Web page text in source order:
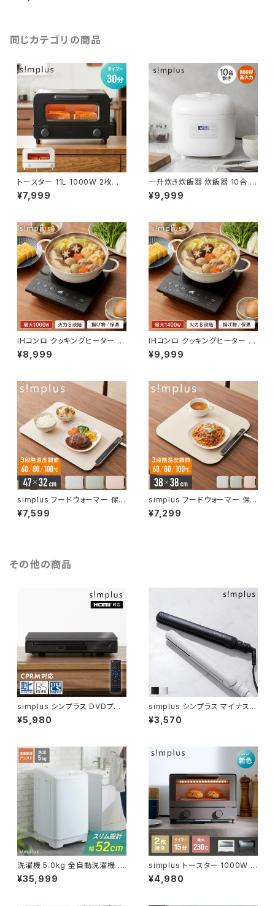
シンプラス SP-HWP01 食品保
温機
同じカテゴリの商品
トースター 11L 1000W 2枚焼き
オーブントースター 100℃~23
0℃ タイマー付き 温度無段階調
lus シンプラス SP-TT02【送料
無料】
¥7,999
一升炊き炊飯器 炊飯器 10合 マ
イコン式 炊飯ジャー 白米 無洗
米 早炊き 玄米 お粥 雑穀米 ス
れ簡単 simplus シンプラス SP
-RCMC10【送料無料】
¥9,999
IHコンロ クッキングヒーター 10
00W 卓上IH調理器 1口 8段階
揚げ物 高火力 切り忘れ防止 保
simplus シンプラス SP-NIHC
01-BK【送料無料】
¥8,999
IHコンロ クッキングヒーター 14
00W 卓上IH調理器 1口 8段階
揚げ物 高火力 切り忘れ防止 保
simplus シンプラス SP-NIHC
02-BK【送料無料】
¥9,999
simplus フードウォーマー 保
温プレート プレート4枚用 ホッ
トプレート 食事マット シリコン
温機
¥7,599
simplus フードウォーマー 保
温プレート ホールピザ用 ホット
プレート 食事マット シリコン製
¥7,299
その他の商品
simplus シンプラス DVDプレ
イヤー HDMI対応 リモコン付き
HDVD-01
¥5,980
simplus シンプラス マイナスイ
オン ストレートヘアアイロン 23
0℃ 海外対応 24mm ポーチ付
¥3,570
洗濯機 5.0kg 全自動洗濯機 縦
型洗濯機 一人暮らし 上開き 温
風乾燥 槽洗浄 予約タイマー 部
¥35,999
simplus トースター 1000W 2
枚焼き オーブントースター SP-
TT01
¥4,980